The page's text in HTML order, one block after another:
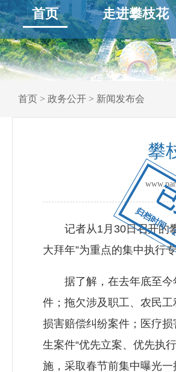
归档时间
首页 走进攀枝花
首页 > 政务公开 > 新闻发布会
攀
记者从1月30日召开的攀
大拜年”为重点的集中执行
据了解，在去年底至今年
件；拖欠涉及职工、农民
损害赔偿纠纷案件；医疗
生案件“优先立案、优先执
施，采取春节前集中曝光